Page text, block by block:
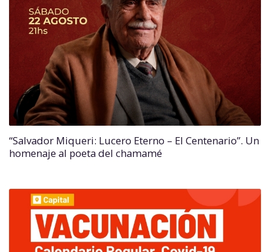
“Salvador Miqueri: Lucero Eterno – El Centenario”. Un
homenaje al poeta del chamamé